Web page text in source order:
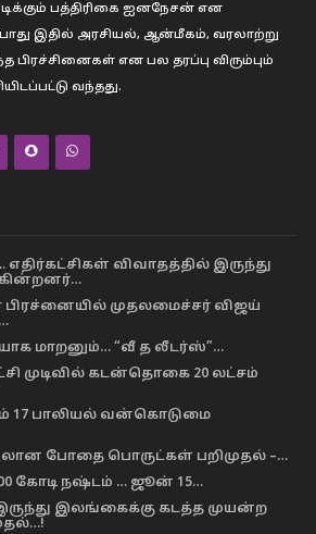
பத்திரிகை ஐனநேசன் என
இதில் அரசியல், ஆன்மீகம், வரலாற்று
பிரச்சினைகள் என பல தரப்பு விரும்பும்
வந்தது.
விவாதத்தில் இருந்து
முதலமைச்சர் விஜய்
மாறனும்… “வீ த லீடர்ஸ்”…
முடிவில் கடன்தொகை 20 லட்சம்
17 பாலியல் வன்கொடுமை
போதை பொருட்கள் பறிமுதல் –…
கோடி நஷ்டம் … ஜூன் 15…
இருந்து இலங்கைக்கு கடத்த முயன்ற